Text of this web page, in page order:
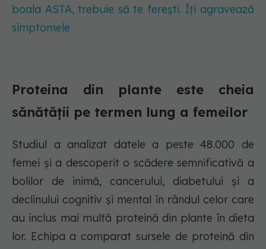
boala ASTA, trebuie să te ferești. Îți agravează
simptomele
Proteina din plante este cheia
sănătății pe termen lung a femeilor
Studiul a analizat datele a peste 48.000 de
femei și a descoperit o scădere semnificativă a
bolilor de inimă, cancerului, diabetului și a
declinului cognitiv și mental în rândul celor care
au inclus mai multă proteină din plante în dieta
lor. Echipa a comparat sursele de proteină din